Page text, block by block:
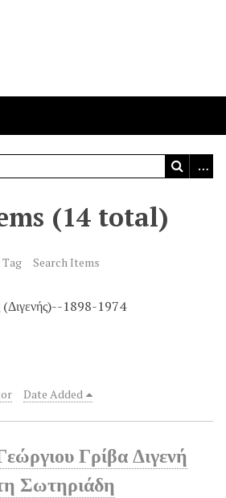
(14 total)
Search Items
(Διγενής)--1898-1974
Date Added
Γρίβα Διγενή
Σωτηριάδη